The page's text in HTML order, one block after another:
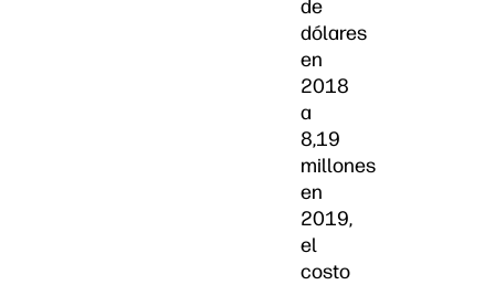
de
dólares
en
2018
a
8,19
millones
en
2019,
el
costo